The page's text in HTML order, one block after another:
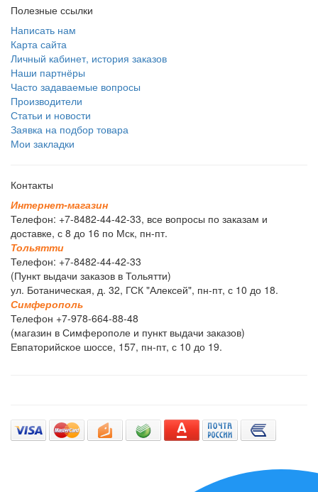
Полезные ссылки
Написать нам
Карта сайта
Личный кабинет, история заказов
Наши партнёры
Часто задаваемые вопросы
Производители
Статьи и новости
Заявка на подбор товара
Мои закладки
Контакты
Интернет-магазин
Телефон: +7-8482-44-42-33, все вопросы по заказам и
доставке, с 8 до 16 по Мск, пн-пт.
Тольятти
Телефон: +7-8482-44-42-33
(Пункт выдачи заказов в Тольятти)
ул. Ботаническая, д. 32, ГСК "Алексей", пн-пт, с 10 до 18.
Симферополь
Телефон +7-978-664-88-48
(магазин в Симферополе и пункт выдачи заказов)
Евпаторийское шоссе, 157, пн-пт, с 10 до 19.